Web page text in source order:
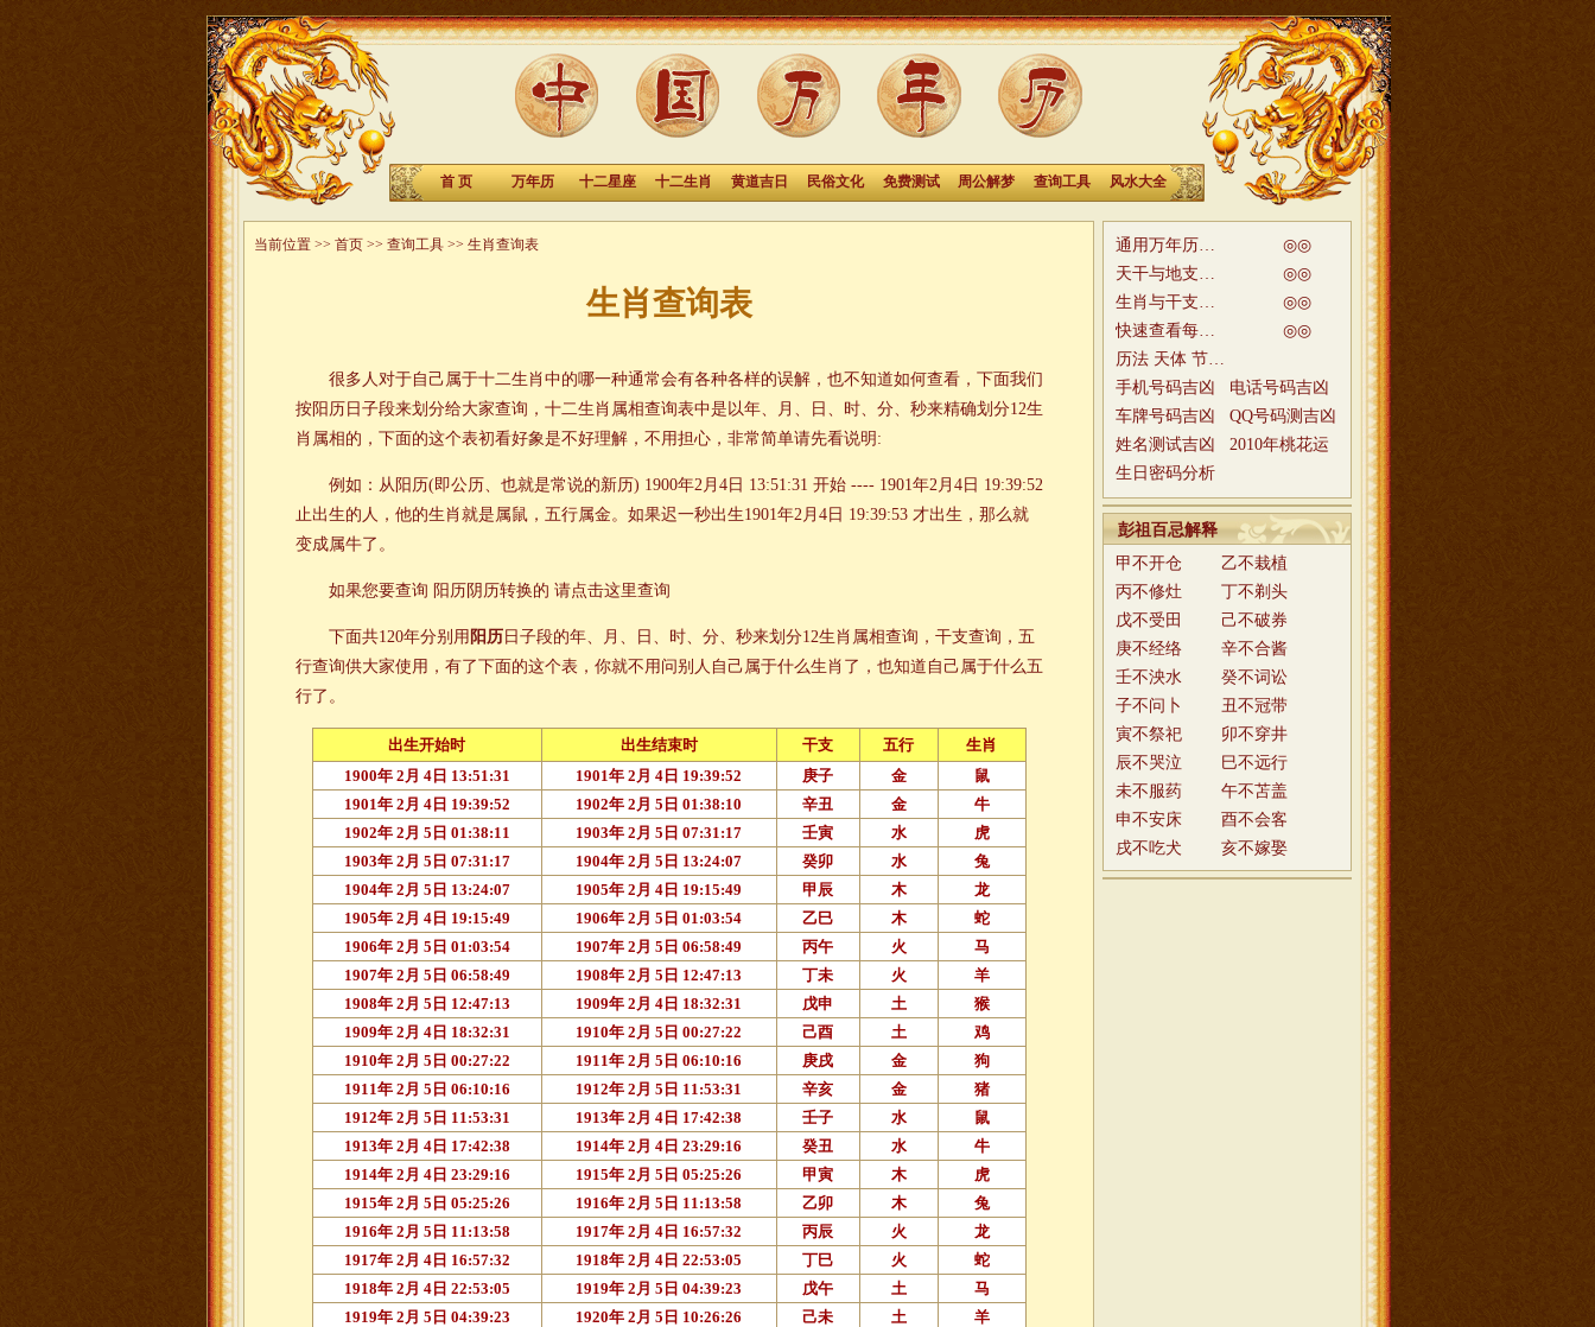
首 页 万年历 十二星座 十二生肖 黄道吉日 民俗文化 免费测试 周公解梦 查询工具 风水大全
当前位置 >> 首页 >> 查询工具 >> 生肖查询表
生肖查询表
很多人对于自己属于十二生肖中的哪一种通常会有各种各样的误解，也不知道如何查看，下面我们
按阳历日子段来划分给大家查询，十二生肖属相查询表中是以年、月、日、时、分、秒来精确划分12生
肖属相的，下面的这个表初看好象是不好理解，不用担心，非常简单请先看说明:
例如：从阳历(即公历、也就是常说的新历) 1900年2月4日 13:51:31 开始 ---- 1901年2月4日 19:39:52
止出生的人，他的生肖就是属鼠，五行属金。如果迟一秒出生1901年2月4日 19:39:53 才出生，那么就
变成属牛了。
如果您要查询 阳历阴历转换的 请点击这里查询
下面共120年分别用 阳历日子段的年、月、日、时、分、秒来划分12生肖属相查询，干支查询，五
行查询供大家使用，有了下面的这个表，你就不用问别人自己属于什么生肖了，也知道自己属于什么五
行了。
出生开始时 出生结束时 干支 五行
生肖
1900年 2月 4日 13:51:31
1901年 2月 4日 19:39:52 庚子 金
鼠
1901年 2月 4日 19:39:52
1902年 2月 5日 01:38:10 辛丑 金
牛
1902年 2月 5日 01:38:11
1903年 2月 5日 07:31:17 壬寅 水
虎
1903年 2月 5日 07:31:17
1904年 2月 5日 13:24:07 癸卯 水
兔
1904年 2月 5日 13:24:07
1905年 2月 4日 19:15:49 甲辰 木
龙
1905年 2月 4日 19:15:49
1906年 2月 5日 01:03:54 乙巳 木
蛇
1906年 2月 5日 01:03:54
1907年 2月 5日 06:58:49 丙午 火
马
1907年 2月 5日 06:58:49
1908年 2月 5日 12:47:13 丁未 火
羊
1908年 2月 5日 12:47:13
1909年 2月 4日 18:32:31 戊申 土
猴
1909年 2月 4日 18:32:31
1910年 2月 5日 00:27:22 己酉 土
鸡
1910年 2月 5日 00:27:22
1911年 2月 5日 06:10:16 庚戌 金
狗
1911年 2月 5日 06:10:16
1912年 2月 5日 11:53:31 辛亥 金
猪
1912年 2月 5日 11:53:31
1913年 2月 4日 17:42:38 壬子 水
鼠
1913年 2月 4日 17:42:38
1914年 2月 4日 23:29:16 癸丑 水
牛
1914年 2月 4日 23:29:16
1915年 2月 5日 05:25:26 甲寅 木
虎
1915年 2月 5日 05:25:26
1916年 2月 5日 11:13:58 乙卯 木
兔
1916年 2月 5日 11:13:58
1917年 2月 4日 16:57:32 丙辰 火
龙
1917年 2月 4日 16:57:32
1918年 2月 4日 22:53:05 丁巳 火
蛇
1918年 2月 4日 22:53:05
1919年 2月 5日 04:39:23 戊午 土
马
1919年 2月 5日 04:39:23
1920年 2月 5日 10:26:26 己未 土 羊
◎
通用万年历在线查询
◎
◎
天干与地支年号相配速查
◎
◎
生肖与干支年号相配速查
◎
◎
快速查看每天每时的吉凶
◎
历法 天体 节日 民俗知识库
手机号码吉凶
电话号码吉凶
车牌号码吉凶
QQ号码测吉凶
姓名测试吉凶
2010年桃花运
生日密码分析
彭祖百忌解释
甲不开仓
乙不栽植
丙不修灶
丁不剃头
戊不受田
己不破券
庚不经络
辛不合酱
壬不泱水
癸不词讼
子不问卜
丑不冠带
寅不祭祀
卯不穿井
辰不哭泣
巳不远行
未不服药
午不苫盖
申不安床
酉不会客
戌不吃犬
亥不嫁娶